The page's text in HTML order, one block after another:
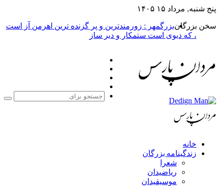
پنج شنبه, مرداد ۱۵ ۱۴۰۵
سخن بزرگانبزرگمهر : زورمندترین و پر گزنده ترین اهرمن آز است
، که دیوی است ستمکار و دیر ساز
خانه
زندگینامه بزرگان
شعرا
ریاضیدان
موسیقیدان